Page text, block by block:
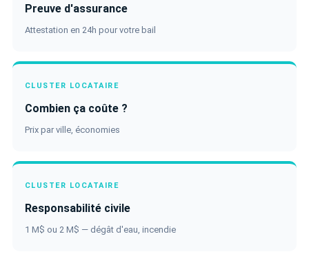
Preuve d'assurance
Attestation en 24h pour votre bail
CLUSTER LOCATAIRE
Combien ça coûte ?
Prix par ville, économies
CLUSTER LOCATAIRE
Responsabilité civile
1 M$ ou 2 M$ — dégât d'eau, incendie